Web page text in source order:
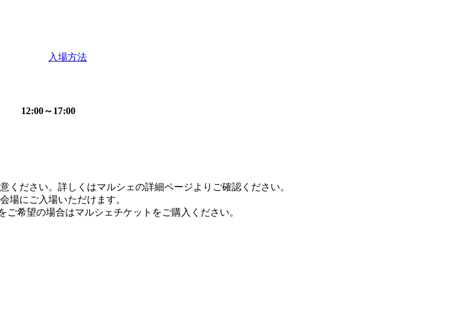
入場方法
12:00～17:00
ください。詳しくはマルシェの詳細ページよりご確認ください。
場にご入場いただけます。
ご希望の場合はマルシェチケットをご購入ください。